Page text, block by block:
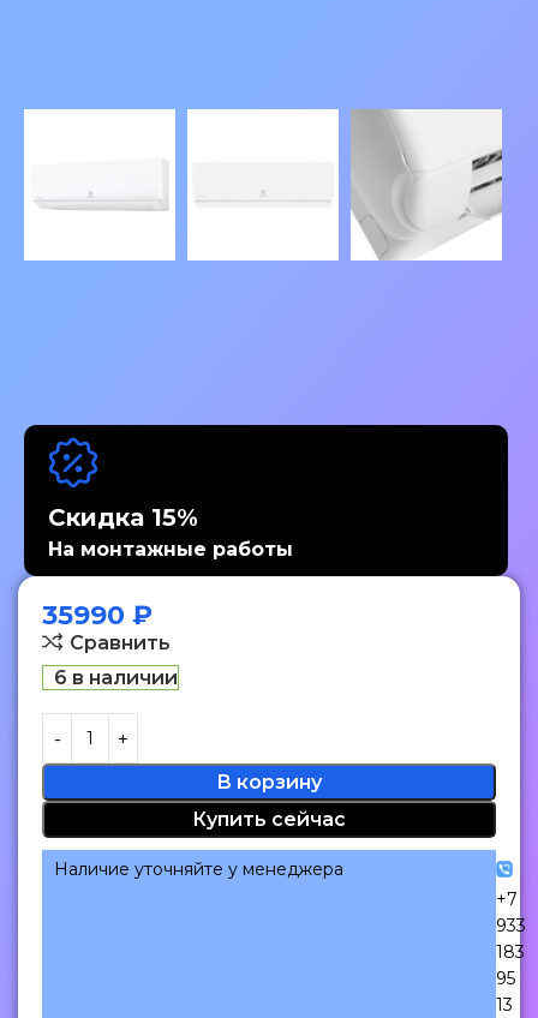
Скидка 15%
На монтажные работы
35990 ₽
Сравнить
6 в наличии
В корзину
Купить сейчас
Наличие уточняйте у менеджера
+7
933
183
95
13